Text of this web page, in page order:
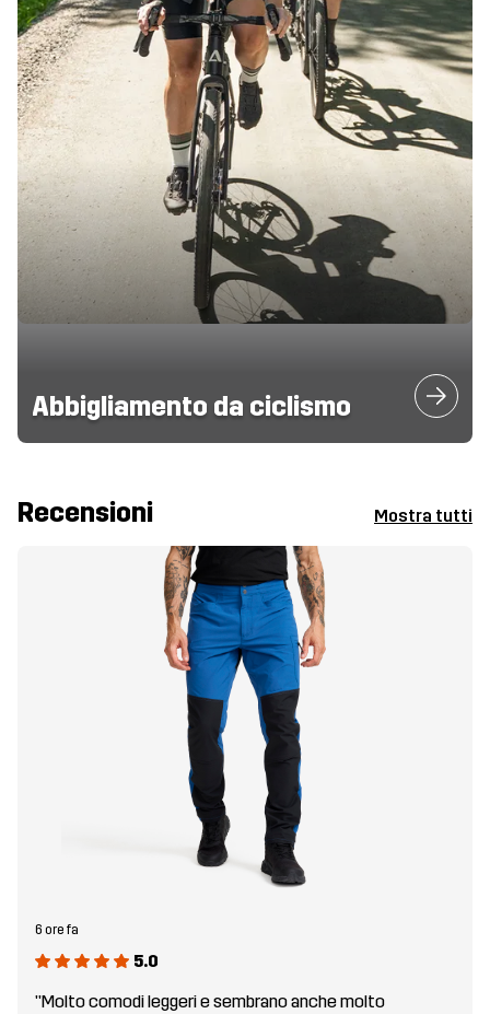
Abbigliamento da ciclismo
Recensioni Mostra tutti
6 ore fa
5.0
"Molto comodi leggeri e sembrano anche molto